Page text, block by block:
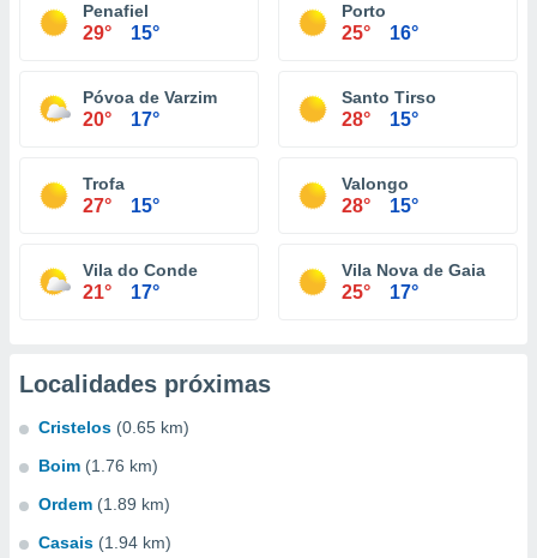
Penafiel
29° 15°
Porto
25° 16°
Póvoa de Varzim
20° 17°
Santo Tirso
28° 15°
Trofa
27° 15°
Valongo
28° 15°
Vila do Conde
21° 17°
Vila Nova de Gaia
25° 17°
Localidades próximas
Cristelos (0.65 km)
Boim (1.76 km)
Ordem (1.89 km)
Casais (1.94 km)